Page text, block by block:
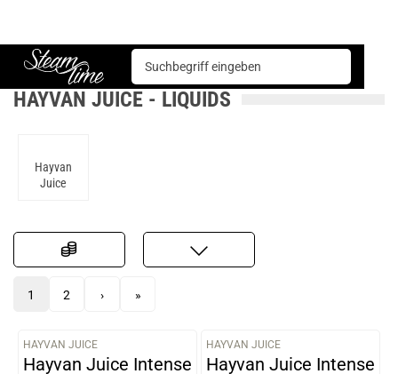
Steam time
Liquids Hayvan Juice
HAYVAN JUICE - LIQUIDS
Hayvan
Juice
1 2 › »
HAYVAN JUICE
Hayvan Juice Intense
HAYVAN JUICE
Hayvan Juice Intense